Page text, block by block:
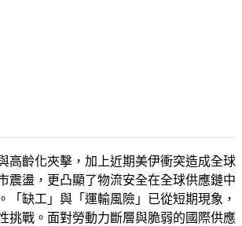
高齡化夾擊，加上近期美伊衝突造成全球
震盪，更凸顯了物流安全在全球供應鏈中
「缺工」與「運輸風險」已從短期現象，
挑戰。面對勞動力斷層與脆弱的國際供應